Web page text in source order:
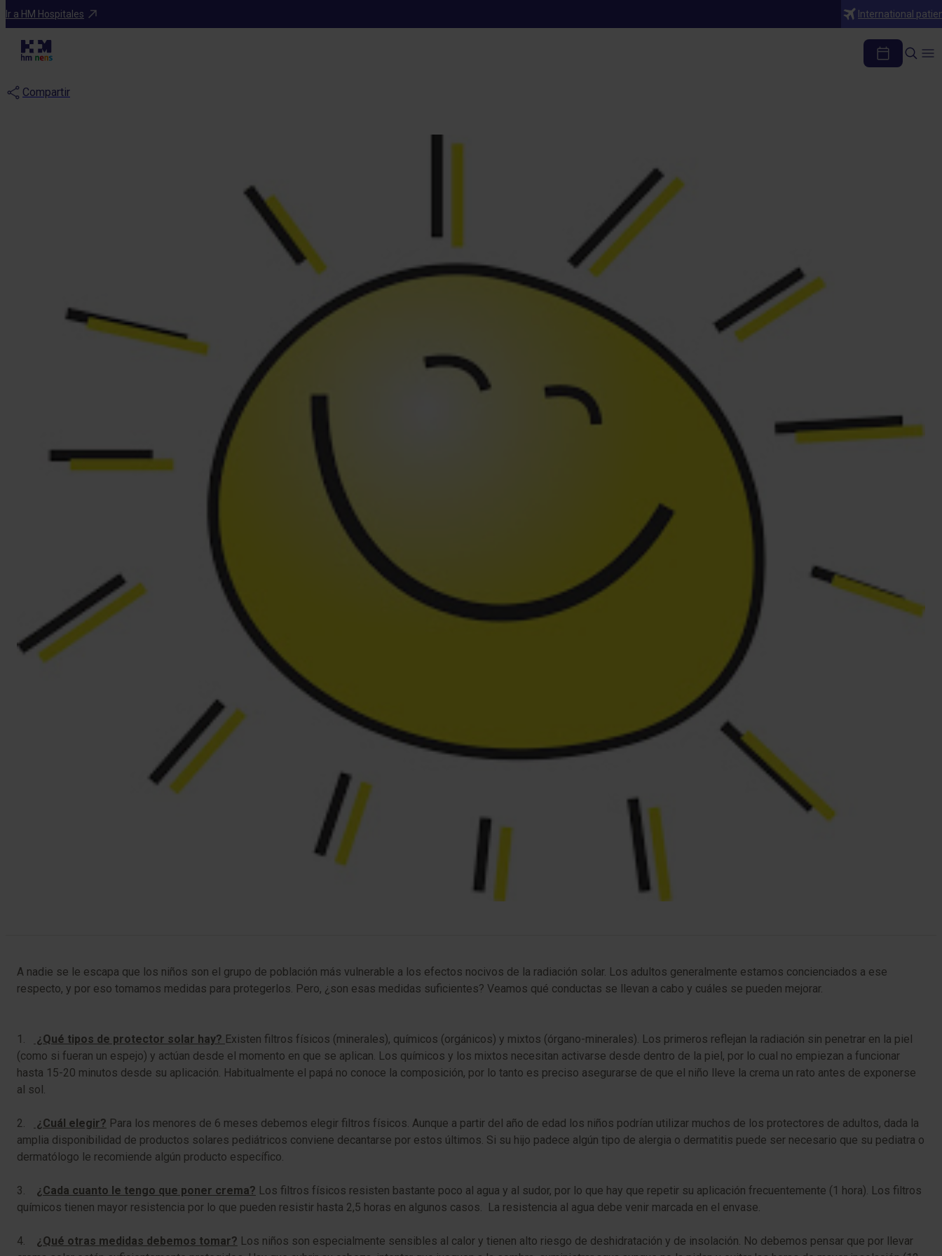
Ir a HM Hospitales International
Blog
Los niños y la protección solar
Compartir
A nadie se le escapa que los niños son el grupo de población más vulnerable a los efectos nocivos de la radiación solar. Los adultos generalmente estamos concienciados a ese
respecto, y por eso tomamos medidas para protegerlos. Pero, ¿son esas medidas suficientes? Veamos qué conductas se llevan a cabo y cuáles se pueden mejorar.
1. ¿Qué tipos de protector solar hay? Existen filtros físicos (minerales), químicos (orgánicos) y mixtos (órgano-minerales). Los primeros reflejan la radiación sin penetrar en la piel
(como si fueran un espejo) y actúan desde el momento en que se aplican. Los químicos y los mixtos necesitan activarse desde dentro de la piel, por lo cual no empiezan a funcionar
hasta 15-20 minutos desde su aplicación. Habitualmente el papá no conoce la composición, por lo tanto es preciso asegurarse de que el niño lleve la crema un rato antes de exponerse
al sol.
2. ¿Cuál elegir? Para los menores de 6 meses debemos elegir filtros físicos. Aunque a partir del año de edad los niños podrían utilizar muchos de los protectores de adultos, dada la
amplia disponibilidad de productos solares pediátricos conviene decantarse por estos últimos. Si su hijo padece algún tipo de alergia o dermatitis puede ser necesario que su pediatra o
dermatólogo le recomiende algún producto específico.
3. ¿Cada cuanto le tengo que poner crema? Los filtros físicos resisten bastante poco al agua y al sudor, por lo que hay que repetir su aplicación frecuentemente (1 hora). Los filtros
químicos tienen mayor resistencia por lo que pueden resistir hasta 2,5 horas en algunos casos. La resistencia al agua debe venir marcada en el envase.
4. ¿Qué otras medidas debemos tomar? Los niños son especialmente sensibles al calor y tienen alto riesgo de deshidratación y de insolación. No debemos pensar que por llevar